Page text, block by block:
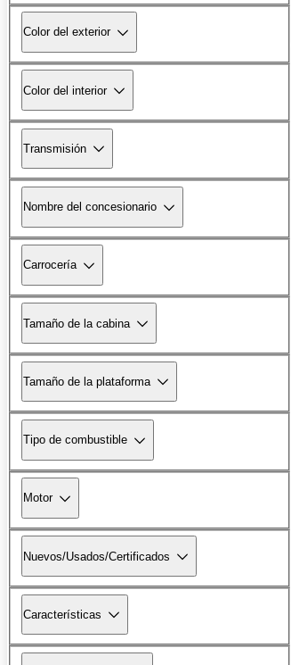
Color del exterior
Color del interior
Transmisión
Nombre del concesionario
Carrocería
Tamaño de la cabina
Tamaño de la plataforma
Tipo de combustible
Motor
Nuevos/Usados/Certificados
Características